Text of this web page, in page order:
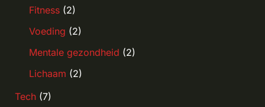
Fitness(2)
Voeding (2)
Mentale gezondheid (2)
Lichaam (2)
Tech(7)